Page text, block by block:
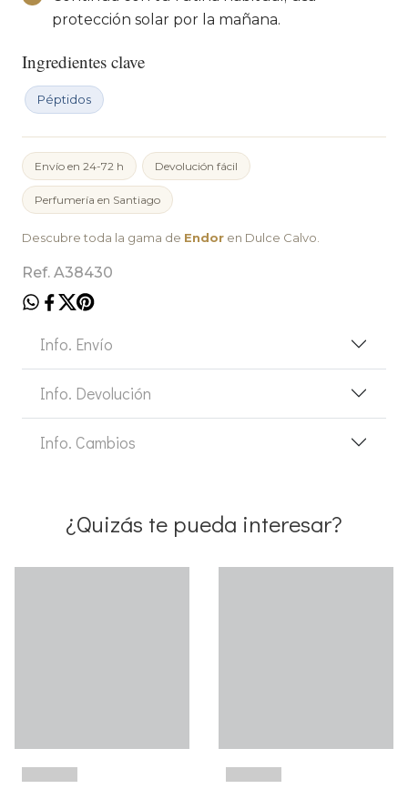
protección solar por la mañana.
Ingredientes clave
Péptidos
Envío en 24-72 h Devolución fácil
Perfumería en Santiago
Descubre toda la gama de Endor en Dulce Calvo.
Ref. A38430
Info. Envío
Info. Devolución
Info. Cambios
¿Quizás te pueda interesar?